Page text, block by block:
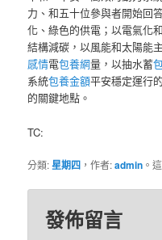
力、和五十位參與者開始回
化、綠色的供電；以電氣化
結構減碳，以風能和太陽能
感情電包養網量，以抽水蓄
系統包養金額平安穩定運行
的關鍵地點。
TC:
分類:星期四 ，作者:admin 。
發佈留言